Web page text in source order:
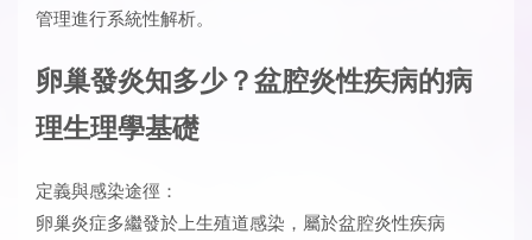
管理進行系統性解析。
卵巢發炎知多少？盆腔炎性疾病的病
理生理學基礎
定義與感染途徑：
卵巢炎症多繼發於上生殖道感染，屬於盆腔炎性疾病